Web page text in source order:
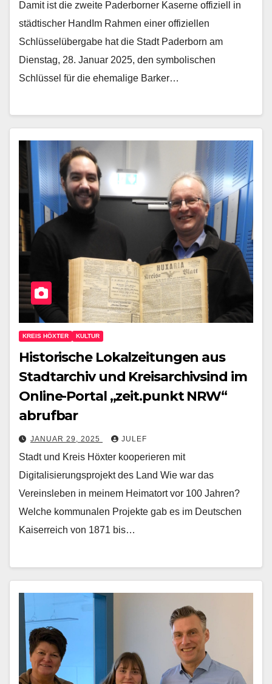
Damit ist die zweite Paderborner Kaserne offiziell in
städtischer HandIm Rahmen einer offiziellen
Schlüsselübergabe hat die Stadt Paderborn am
Dienstag, 28. Januar 2025, den symbolischen
Schlüssel für die ehemalige Barker…
KREIS HÖXTER KULTUR
Historische Lokalzeitungen aus
Stadtarchiv und Kreisarchivsind im
Online-Portal „zeit.punkt NRW“
abrufbar
JANUAR 29, 2025 JULEF
Stadt und Kreis Höxter kooperieren mit
Digitalisierungsprojekt des Land Wie war das
Vereinsleben in meinem Heimatort vor 100 Jahren?
Welche kommunalen Projekte gab es im Deutschen
Kaiserreich von 1871 bis…